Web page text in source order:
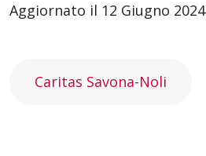
Aggiornato il 12 Giugno 2024
Caritas Savona-Noli